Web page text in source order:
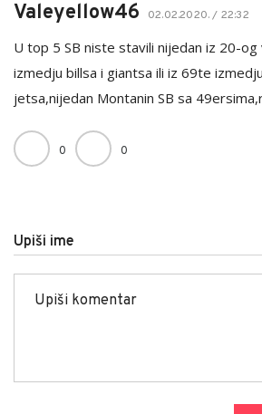
Valeyellow46 02.02.2020. / 22:32
U top 5 SB niste stavili nijedan iz 20-
izmedju billsa i giantsa ili iz 69te
jetsa,nijedan Montanin SB sa
0 0
Upiši ime